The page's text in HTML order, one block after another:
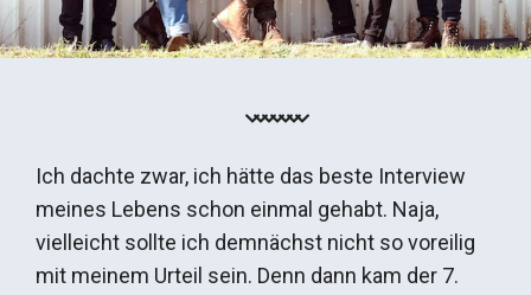
Ich dachte zwar, ich hätte das beste Interview
meines Lebens schon einmal gehabt. Naja,
vielleicht sollte ich demnächst nicht so voreilig
mit meinem Urteil sein. Denn dann kam der 7.